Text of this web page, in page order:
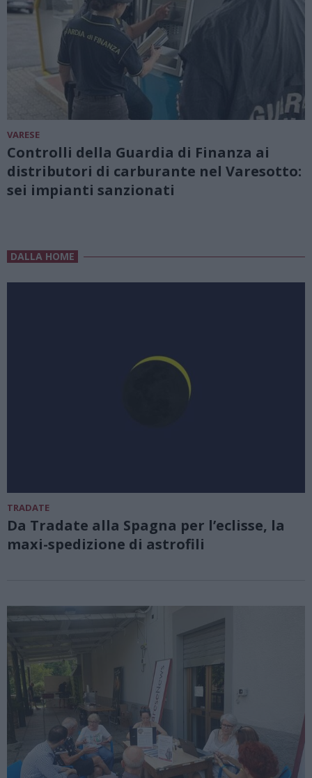
VARESE
Controlli della Guardia di Finanza ai
distributori di carburante nel Varesotto:
sei impianti sanzionati
DALLA HOME
TRADATE
Da Tradate alla Spagna per l’eclisse, la
maxi-spedizione di astrofili